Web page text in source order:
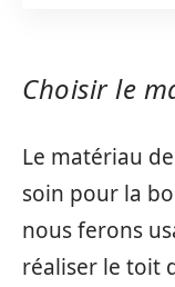
Choisir le
Le matériau
soin pour la
nous ferons
réaliser le toit